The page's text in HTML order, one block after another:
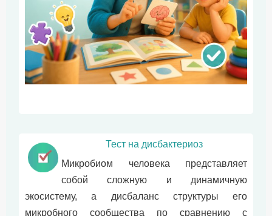
Тест на дисбактериоз
Микробиом человека представляет
собой сложную и динамичную
экосистему, а дисбаланс структуры его
микробного сообщества по сравнению с